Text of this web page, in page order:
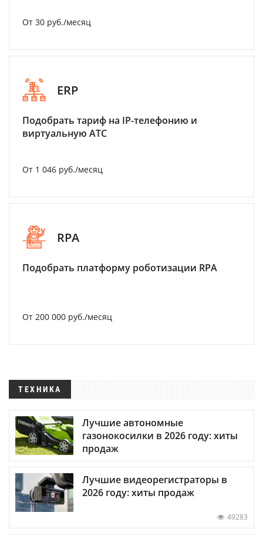
От 30 руб./месяц
ERP
Подобрать тариф на IP-телефонию и
виртуальную АТС
От 1 046 руб./месяц
RPA
Подобрать платформу роботизации RPA
От 200 000 руб./месяц
ТЕХНИКА
Лучшие автономные
газонокосилки в 2026 году: хиты
продаж
Лучшие видеорегистраторы в
2026 году: хиты продаж
49283